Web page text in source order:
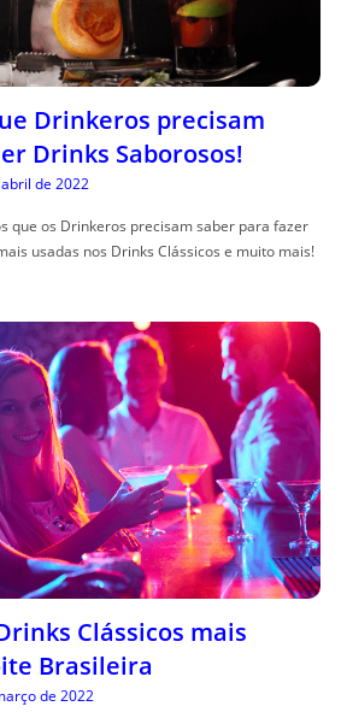
Drinkeros precisam
Drinks Saborosos!
de 2022
que os Drinkeros precisam saber para fazer
usadas nos Drinks Clássicos e muito mais!
Clássicos mais
Brasileira
de 2022